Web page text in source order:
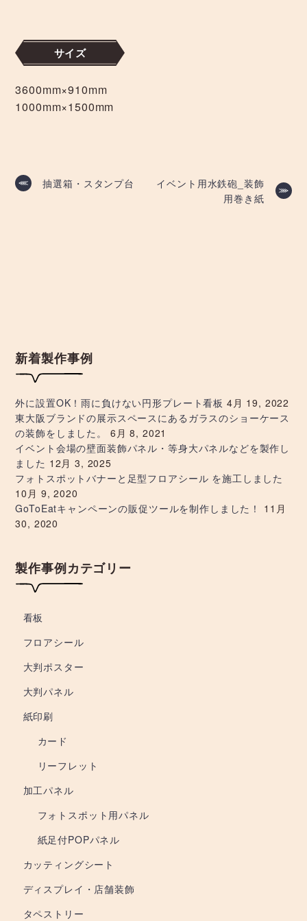
サイズ
3600mm×910mm
1000mm×1500mm
投
シ
ョ
ン
抽選箱・スタンプ台
イベント用水鉄砲_装飾
用巻き紙
新着製作事例
外に設置OK！雨に負けない円形プレート看板 4月 19, 2022
東大阪ブランドの展示スペースにあるガラスのショーケース
の装飾をしました。
6月 8, 2021
イベント会場の壁面装飾パネル・等身大パネルなどを製作し
ました 12月 3, 2025
フォトスポットバナーと足型フロアシール を施工しました
10月 9, 2020
GoToEatキャンペーンの販促ツールを制作しました！
11月
30, 2020
製作事例カテゴリー
看板
フロアシール
大判ポスター
大判パネル
紙印刷
カード
リーフレット
加工パネル
フォトスポット用パネル
紙足付POPパネル
カッティングシート
ディスプレイ・店舗装飾
タペストリー